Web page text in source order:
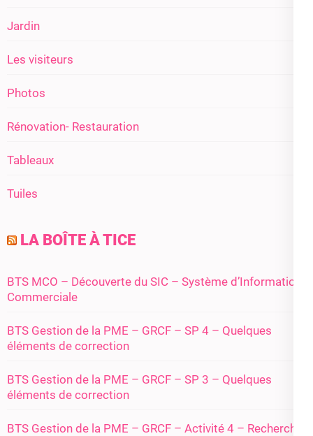
Jardin
Les visiteurs
Photos
Rénovation- Restauration
Tableaux
Tuiles
LA BOÎTE À TICE
BTS MCO – Découverte du SIC – Système d’Information
Commerciale
BTS Gestion de la PME – GRCF – SP 4 – Quelques
éléments de correction
BTS Gestion de la PME – GRCF – SP 3 – Quelques
éléments de correction
BTS Gestion de la PME – GRCF – Activité 4 – Recherche